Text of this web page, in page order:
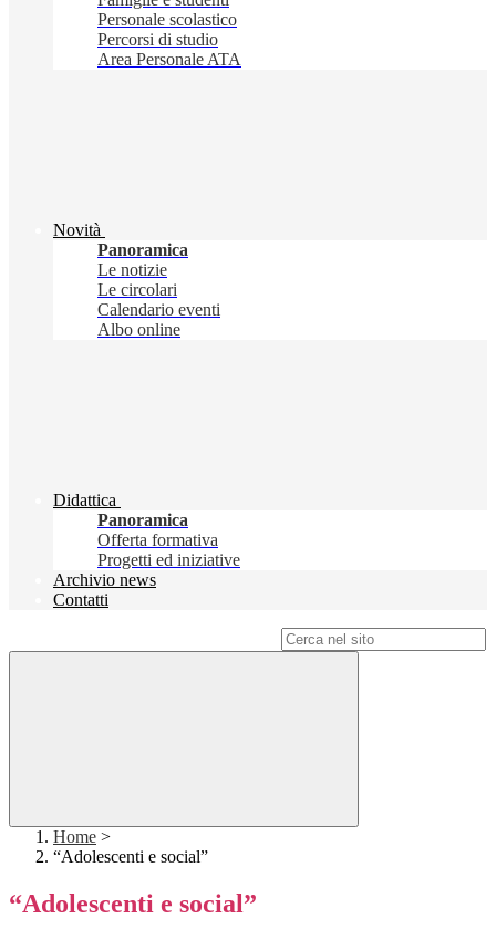
Personale scolastico
Percorsi di studio
Area Personale ATA
Novità
Panoramica
Le notizie
Le circolari
Calendario eventi
Albo online
Didattica
Panoramica
Offerta formativa
Progetti ed iniziative
Archivio news
Contatti
Home >
“Adolescenti e social”
“Adolescenti e social”